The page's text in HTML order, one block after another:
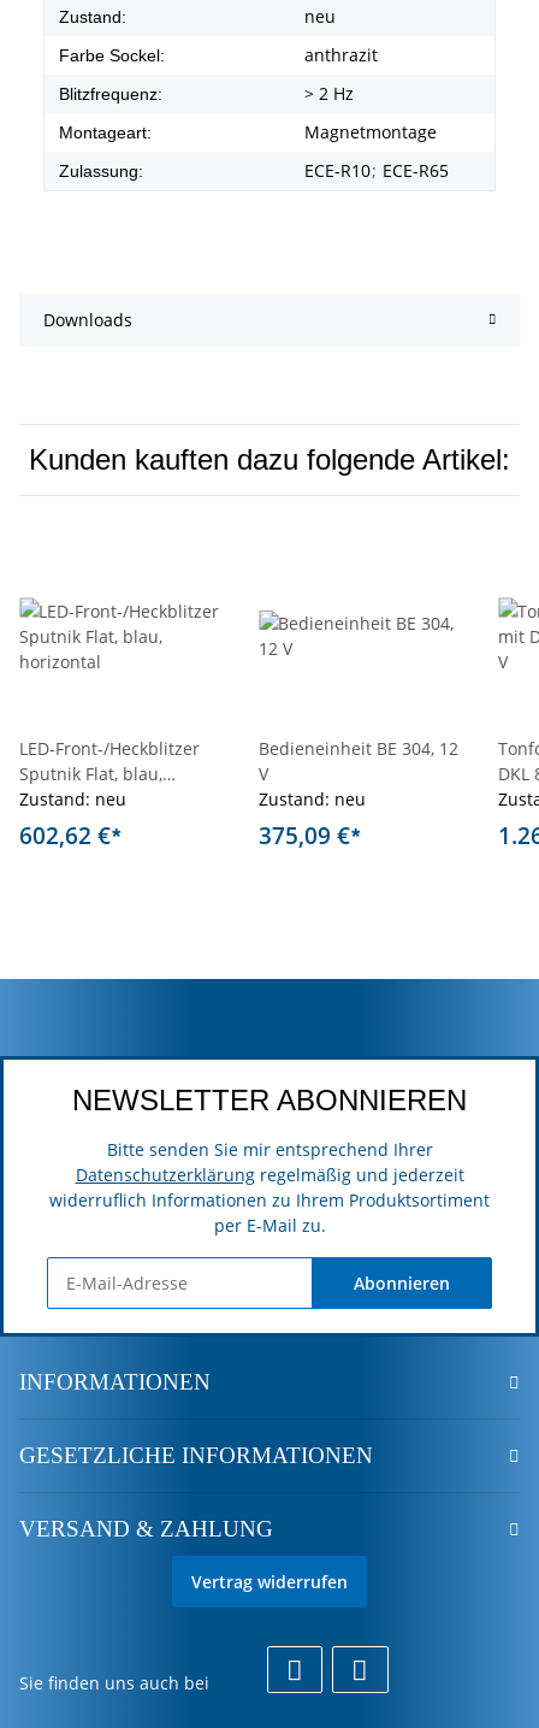
Zustand: neu
Farbe Sockel: anthrazit
Blitzfrequenz: > 2 Hz
Montageart: Magnetmontage
Zulassung: ECE-R10; ECE-R65
Downloads
Kunden kauften dazu folgende Artikel:
LED-Front-/Heckblitzer
Sputnik Flat, blau,
horizontal
Zustand: neu
602,62 €*
Bedieneinheit BE 304, 12
V
Zustand: neu
375,09 €*
DKL
NEWSLETTER ABONNIEREN
Bitte senden Sie mir entsprechend Ihrer
Datenschutzerklärungregelmäßig und jederzeit
widerruflich Informationen zu Ihrem Produktsortiment
per E-Mail zu.
Abonnieren
INFORMATIONEN
GESETZLICHE INFORMATIONEN
VERSAND & ZAHLUNG
Vertrag widerrufen
Sie finden uns auch bei